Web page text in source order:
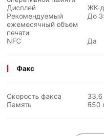
Дисплей
ЖК-
Рекомендуемый
ежемесячный объем
печати
До
NFC Да
Факс
Скорость факса
33,6
Память
650